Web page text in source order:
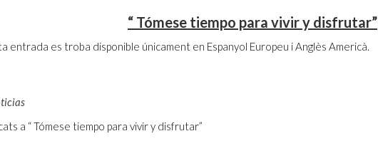
“ Tómese tiempo para vivir y disfrutar”
entrada es troba disponible únicament en Espanyol Europeu i Anglès Americà.
a “ Tómese tiempo para vivir y disfrutar”